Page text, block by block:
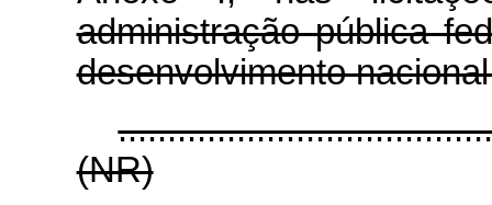
administração pública
desenvolvimento
(NR)